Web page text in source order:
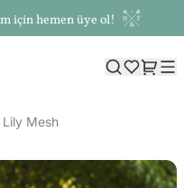
için hemen üye ol!
Lily Mesh